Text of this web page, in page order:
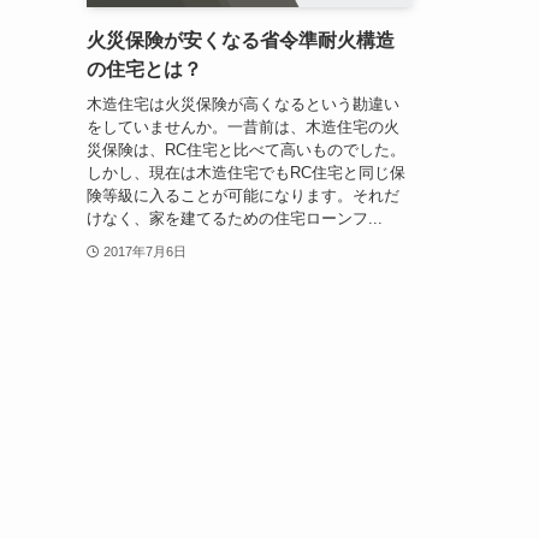
火災保険が安くなる省令準耐火構造
の住宅とは？
木造住宅は火災保険が高くなるという勘違い
をしていませんか。一昔前は、木造住宅の火
災保険は、RC住宅と比べて高いものでした。
しかし、現在は木造住宅でもRC住宅と同じ保
険等級に入ることが可能になります。それだ
けなく、家を建てるための住宅ローンフ...
2017年7月6日